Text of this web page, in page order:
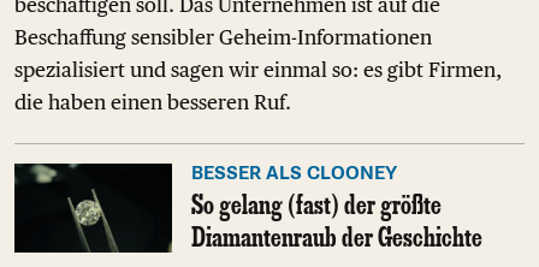
beschäftigen soll. Das Unternehmen ist auf die
Beschaffung sensibler Geheim-Informationen
spezialisiert und sagen wir einmal so: es gibt Firmen,
die haben einen besseren Ruf.
BESSER ALS CLOONEY
So gelang (fast) der größte
Diamantenraub der Geschichte